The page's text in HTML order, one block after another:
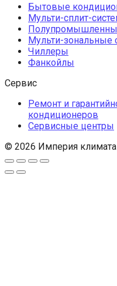
Бытовые
Мульти-сплит-
Мульти-зональные
Чиллеры
Фанкойлы
Сервис
Ремонт и
кондиционеров
Сервисные центры
© 2026 Империя